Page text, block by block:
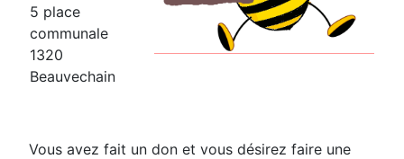
5 place
communale
1320
Beauvechain
Vous avez fait un don et vous désirez faire une